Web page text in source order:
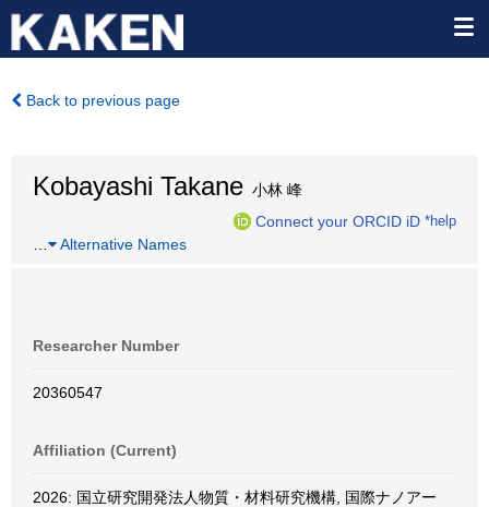
Back to previous page
Kobayashi Takane 小林 峰
Connect your ORCID iD *help
Alternative Names
Researcher Number
20360547
Affiliation (Current)
2026: 国立研究開発法人物質・材料研究機構, 国際ナノアー